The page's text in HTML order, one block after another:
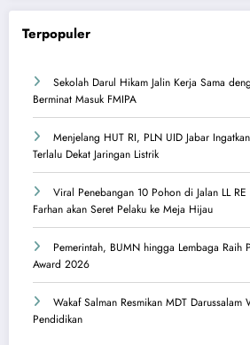
Terpopuler
Sekolah Darul Hikam Jalin Kerja Sama
Berminat Masuk FMIPA
Menjelang HUT RI, PLN UID Jabar
Terlalu Dekat Jaringan Listrik
Viral Penebangan 10 Pohon di Jalan LL
Farhan akan Seret Pelaku ke Meja Hijau
Pemerintah, BUMN hingga Lembaga Raih
Award 2026
Wakaf Salman Resmikan MDT
Pendidikan